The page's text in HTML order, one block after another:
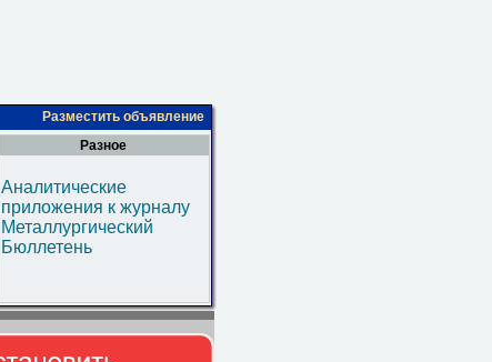
Разместить объявление
Разное
Аналитические
приложения к журналу
Металлургический
Бюллетень